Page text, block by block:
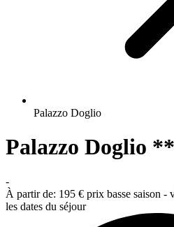
Palazzo Doglio
Palazzo Doglio
-
À partir de: 195 € prix basse saison -
les dates du séjour